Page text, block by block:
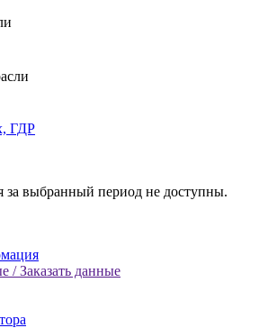
ГДР
за выбранный период не доступны.
/ Заказать данные